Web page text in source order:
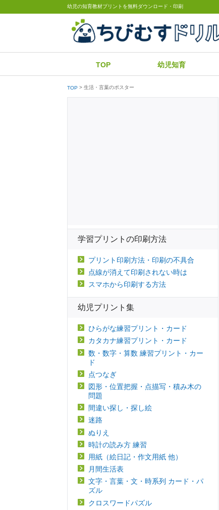
幼児の知育教材プリントを無料ダウンロード・印刷
TOP 幼児知育
TOP 生活・言葉のポスター
学習プリントの印刷方法
プリント印刷方法・印刷の不具合
点線が消えて印刷されない時は
スマホから印刷する方法
幼児プリント集
ひらがな練習プリント・カード
カタカナ練習プリント・カード
数・数字・算数 練習プリント・カー
ド
点つなぎ
図形・位置把握・点描写・積み木の
問題
間違い探し・探し絵
迷路
ぬりえ
時計の読み方 練習
用紙（絵日記・作文用紙 他）
月間生活表
文字・言葉・文・時系列 カード・パ
ズル
クロスワードパズル